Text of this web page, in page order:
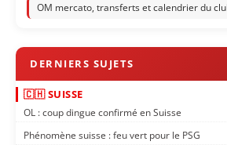
OM mercato, transferts et calendrier du
🇨🇭 SUISSE
OL : coup dingue confirmé en Suisse
Phénomène suisse : feu vert pour le PSG